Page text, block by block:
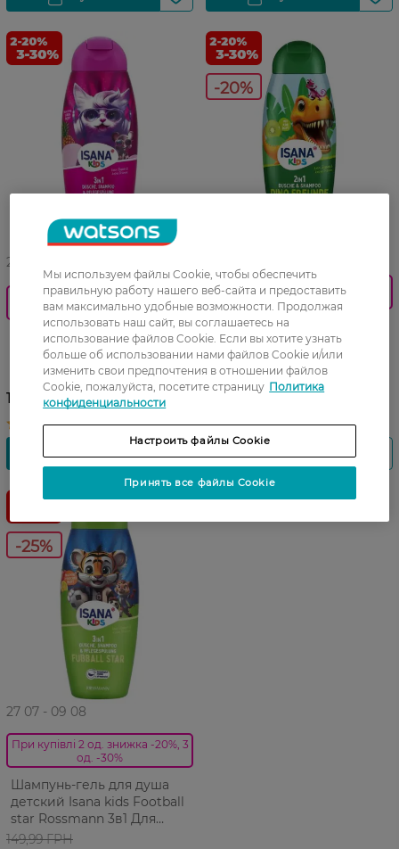
27 07 - 09 08
При купівлі 2 од. знижка -20%, 3
од. -30%
Детский гель для душа и
шампунь Isana Kids 300 мл
149,99 ГРН
-20%
При купівлі 2 од. знижка -20%, 3
од. -30%
Детский гель для душа
Isana Kids 2в1 Dino 300 мл
149,99 ГРН
-25%
27 07 - 09 08
При купівлі 2 од. знижка -20%, 3
од. -30%
Шампунь-гель для душа
детский Isana kids Football
star Rossmann 3в1 Для
детей 300 мл
149,99 ГРН
Мы используем файлы Cookie, чтобы обеспечить
правильную работу нашего веб-сайта и предоставить
вам максимально удобные возможности. Продолжая
использовать наш сайт, вы соглашаетесь на
использование файлов Cookie. Если вы хотите узнать
больше об использовании нами файлов Cookie и/или
изменить свои предпочтения в отношении файлов
Cookie, пожалуйста, посетите страницу Политика
конфиденциальности
Настроить файлы Cookie
Принять все файлы Cookie